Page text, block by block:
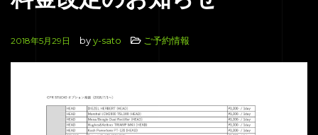
2018年5月29日 byy-sato ご予約情報